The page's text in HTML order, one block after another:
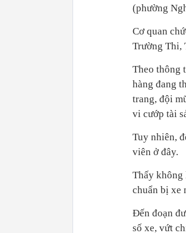
(phường
Cơ quan
Trường Thi,
Theo thông
hàng đang
trang, đội
vi cướp tài
Tuy nhiên,
viên ở đây.
Thấy không
chuẩn bị xe
Đến đoạn
số xe, vứt